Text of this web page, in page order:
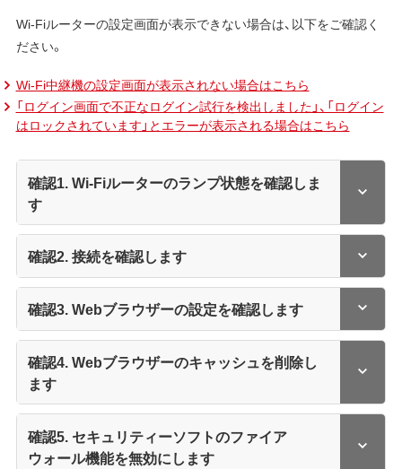
Wi-Fiルーターの設定画面が表示できない場合は、以下をご確認く
ださい。
Wi-Fi中継機の設定画面が表示されない場合はこちら
「ログイン画面で不正なログイン試行を検出しました」、「ログイン
はロックされています」とエラーが表示される場合はこちら
確認1. Wi-Fiルーターのランプ状態を確認しま
す
確認2. 接続を確認します
確認3. Webブラウザーの設定を確認します
確認4. Webブラウザーのキャッシュを削除し
ます
確認5. セキュリティーソフトのファイア
ウォール機能を無効にします